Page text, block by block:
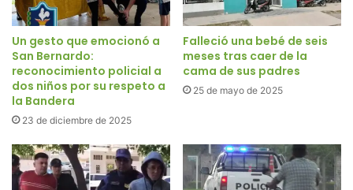
Un gesto que emocionó a
San Bernardo:
reconocimiento policial a
dos niños por su respeto a
la Bandera
23 de diciembre de 2025
Falleció una bebé de seis
meses tras caer de la
cama de sus padres
25 de mayo de 2025